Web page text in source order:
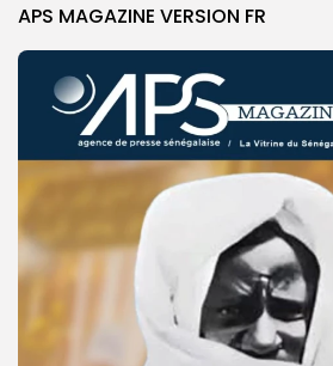
APS MAGAZINE VERSION FR